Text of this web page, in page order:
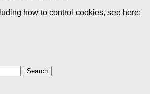
how to control cookies, see here: